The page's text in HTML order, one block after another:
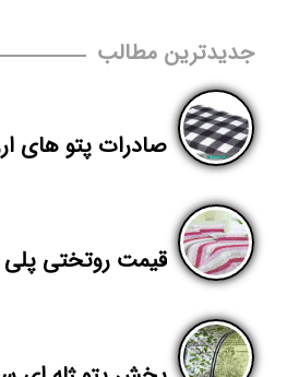
جدیدترین مطالب
صادرات پتو های